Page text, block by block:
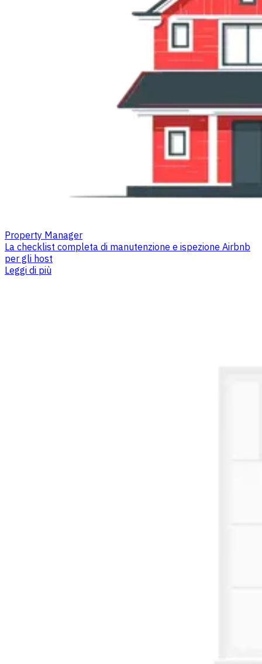
Property Manager
La checklist completa di manutenzione e ispezione Airbnb
per gli host
Leggi di più